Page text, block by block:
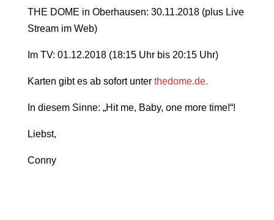
THE DOME in Oberhausen: 30.11.2018 (plus Live
Stream im Web)
Im TV: 01.12.2018 (18:15 Uhr bis 20:15 Uhr)
Karten gibt es ab sofort unter thedome.de.
In diesem Sinne: „Hit me, Baby, one more time!“!
Liebst,
Conny